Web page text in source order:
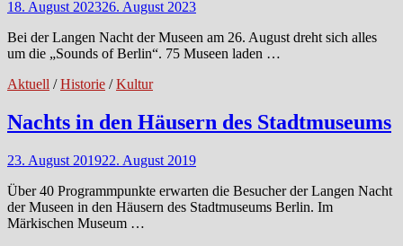
18. August 202326. August 2023
Bei der Langen Nacht der Museen am 26. August dreht sich alles
um die „Sounds of Berlin“. 75 Museen laden …
Aktuell /Historie /Kultur
Nachts in den Häusern des Stadtmuseums
23. August 201922. August 2019
Über 40 Programmpunkte erwarten die Besucher der Langen Nacht
der Museen in den Häusern des Stadtmuseums Berlin. Im
Märkischen Museum …